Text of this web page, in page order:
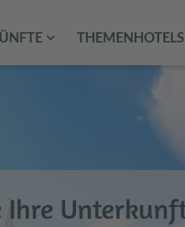
THEMENHOTELS
Ihre